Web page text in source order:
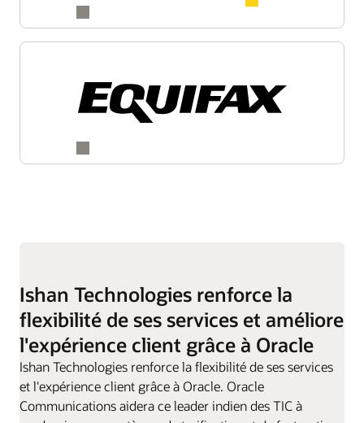
Ishan Technologies renforce la
flexibilité de ses services et améliore
l'expérience client grâce à Oracle
Ishan Technologies renforce la flexibilité de ses services
et l'expérience client grâce à Oracle. Oracle
Communications aidera ce leader indien des TIC à